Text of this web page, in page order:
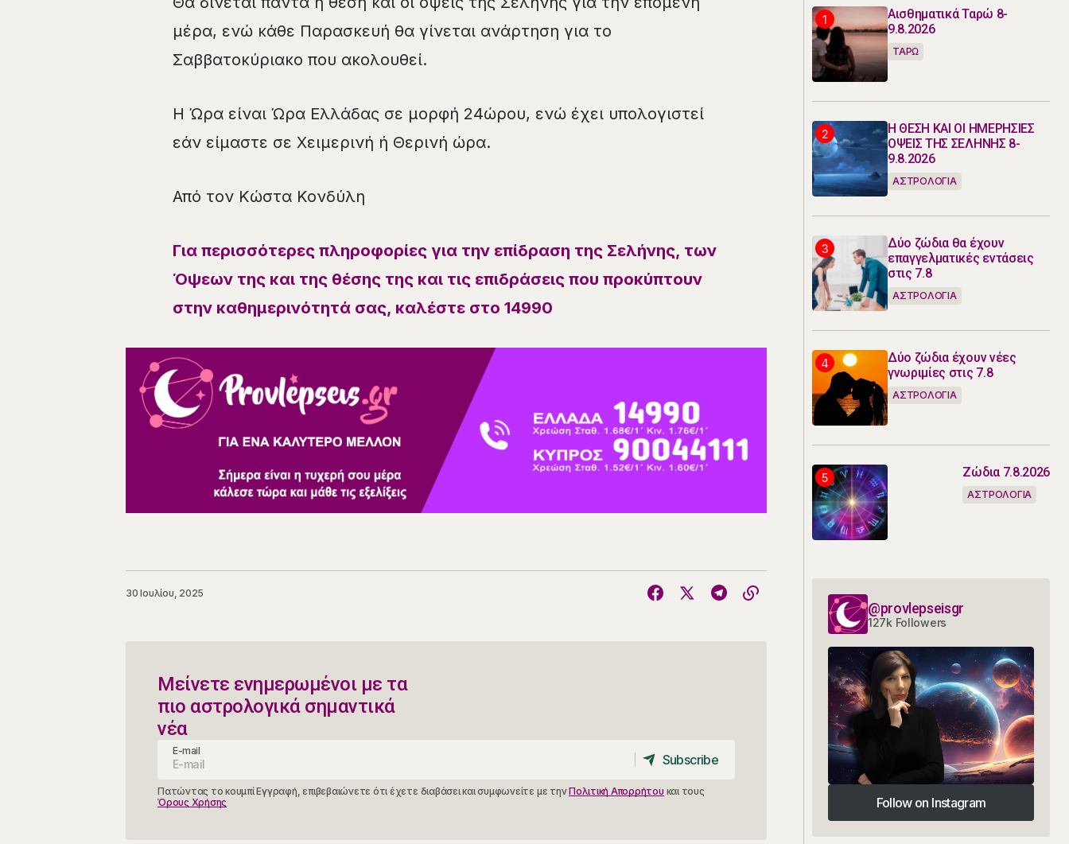
μέρα, ενώ κάθε Παρασκευή θα γίνεται ανάρτηση για το
Σαββατοκύριακο που ακολουθεί.
Η Ώρα είναι Ώρα Ελλάδας σε μορφή 24ώρου, ενώ έχει υπολογιστεί
εάν είμαστε σε Χειμερινή ή Θερινή ώρα.
Από τον Κώστα Κονδύλη
Για περισσότερες πληροφορίες για την επίδραση της Σελήνης, των
Όψεων της και της θέσης της και τις επιδράσεις που προκύπτουν
στην καθημερινότητά σας, καλέστε στο 14990
30 Ιουλίου, 2025
Μείνετε ενημερωμένοι με τα
πιο αστρολογικά σημαντικά
νέα
E-mail
Subscribe
Πατώντας το κουμπί Εγγραφή, επιβεβαιώνετε ότι έχετε διαβάσει και συμφωνείτε με τηνΠολιτική Απορρήτου και τους
Όρους Χρήσης
Αισθηματικά Ταρώ 8-
9.8.2026
ΤΑΡΩ
Η ΘΕΣΗ ΚΑΙ ΟΙ ΗΜΕΡΗΣΙΕΣ
ΟΨΕΙΣ ΤΗΣ ΣΕΛΗΝΗΣ 8-
9.8.2026
ΑΣΤΡΟΛΟΓΙΑ
Δύο ζώδια θα έχουν
επαγγελματικές εντάσεις
στις 7.8
ΑΣΤΡΟΛΟΓΙΑ
Δύο ζώδια έχουν νέες
γνωριμίες στις 7.8
ΑΣΤΡΟΛΟΓΙΑ
Ζώδια 7.8.2026
ΑΣΤΡΟΛΟΓΙΑ
@provlepseisgr
127k Followers
Follow on Instagram
Follow on Instagram